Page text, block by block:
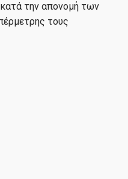
την απονομή των
τους